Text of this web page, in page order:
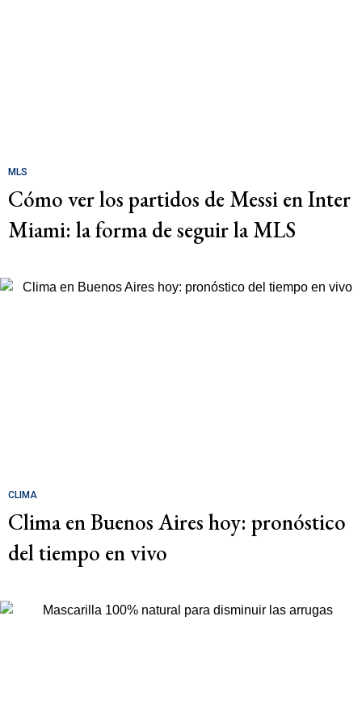
MLS
Cómo ver los partidos de Messi en Inter
Miami: la forma de seguir la MLS
CLIMA
Clima en Buenos Aires hoy: pronóstico
del tiempo en vivo